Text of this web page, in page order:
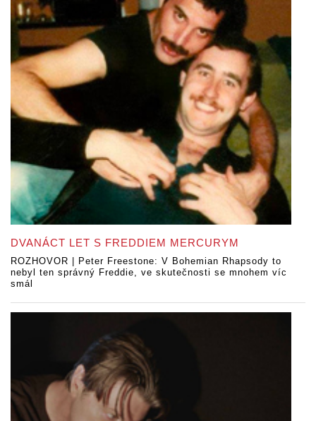
DVANÁCT LET S FREDDIEM MERCURYM
ROZHOVOR | Peter Freestone: V Bohemian Rhapsody to
nebyl ten správný Freddie, ve skutečnosti se mnohem víc
smál